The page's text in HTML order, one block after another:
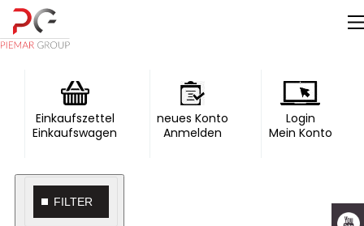
Einkaufszettel
Einkaufswagen
neues Konto
Anmelden
Login
Mein Konto
FILTER